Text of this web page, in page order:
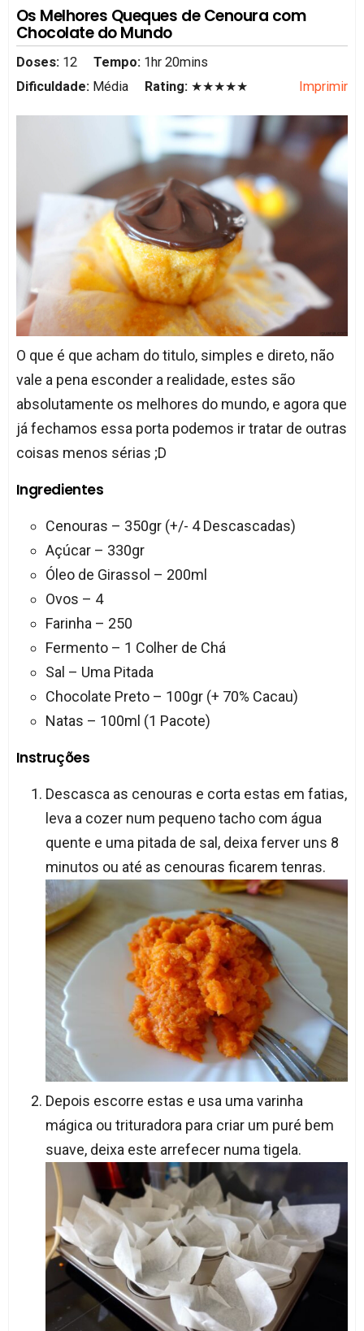
Os Melhores Queques de Cenoura com
Chocolate do Mundo
Doses: 12 Tempo: 1hr 20mins
Dificuldade: Média Rating: ★★★★★ Imprimir
O que é que acham do titulo, simples e direto, não
vale a pena esconder a realidade, estes são
absolutamente os melhores do mundo, e agora que
já fechamos essa porta podemos ir tratar de outras
coisas menos sérias ;D
Ingredientes
Cenouras – 350gr (+/- 4 Descascadas)
Açúcar – 330gr
Óleo de Girassol – 200ml
Ovos – 4
Farinha – 250
Fermento – 1 Colher de Chá
Sal – Uma Pitada
Chocolate Preto – 100gr (+ 70% Cacau)
Natas – 100ml (1 Pacote)
Instruções
Descasca as cenouras e corta estas em fatias,
leva a cozer num pequeno tacho com água
quente e uma pitada de sal, deixa ferver uns 8
minutos ou até as cenouras ficarem tenras.
Depois escorre estas e usa uma varinha
mágica ou trituradora para criar um puré bem
suave, deixa este arrefecer numa tigela.